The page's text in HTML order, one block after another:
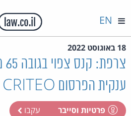
EN
18 באוגוסט 2022
ענקית הפרסום CRITEO
פרטיות וסייבר עקבו